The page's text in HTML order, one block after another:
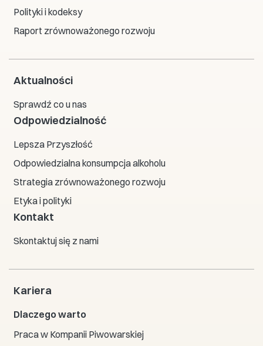
Polityki i kodeksy
Raport zrównoważonego rozwoju
Aktualności
Sprawdź co u nas
Odpowiedzialność
Lepsza Przyszłość
Odpowiedzialna konsumpcja alkoholu
Strategia zrównoważonego rozwoju
Etyka i polityki
Kontakt
Skontaktuj się z nami
Kariera
Dlaczego warto
Praca w Kompanii Piwowarskiej